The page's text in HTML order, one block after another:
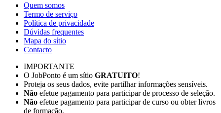
Quem somos
Termo de serviço
Política de privacidade
Dúvidas frequentes
Mapa do sítio
Contacto
IMPORTANTE
O JobPonto é um sítio GRATUITO!
Proteja os seus dados, evite partilhar informações sensíveis.
Não efetue pagamento para participar de processo de seleção.
Não efetue pagamento para participar de curso ou obter livros
de formação.